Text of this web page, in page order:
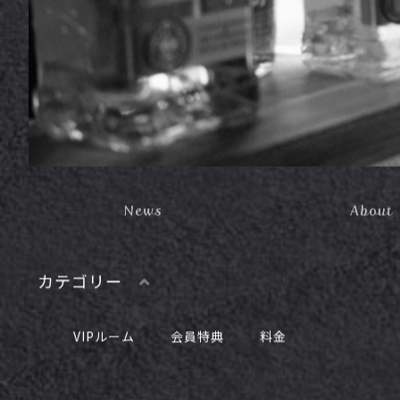
News About
カテゴリー
VIPルーム 会員特典 料金